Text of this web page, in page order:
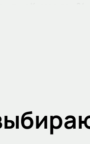
— «Спартак
Схема зала
зависит от